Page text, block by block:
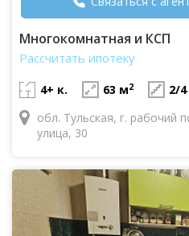
Многокомнатная и КСП
Рассчитать ипотеку
4+ к. 63 м2
2/4
обл. Тульская, г. рабочий
улица, 30